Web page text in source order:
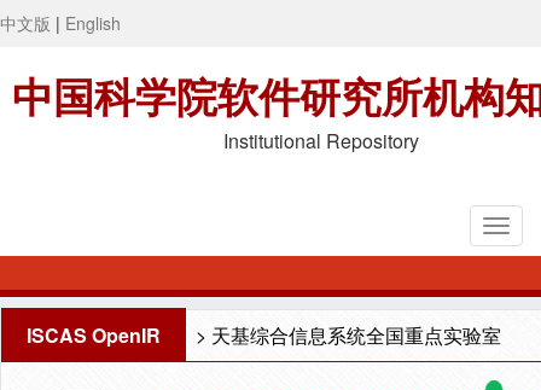
中文版 | English
中国科学院软件研究所机构
Institutional Repository
ISCAS OpenIR > 天基综合信息系统全国重点实验室